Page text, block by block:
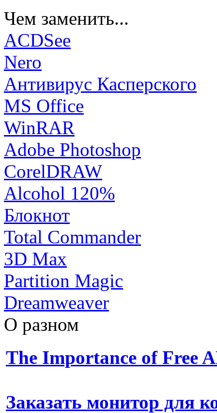
Чем заменить...
ACDSee
Nero
Антивирус Касперского
MS Office
WinRAR
Adobe Photoshop
CorelDRAW
Alcohol 120%
Блокнот
Total Commander
3D Max
Partition Magic
Dreamweaver
О разном
The Importance of Free
Заказать монитор для